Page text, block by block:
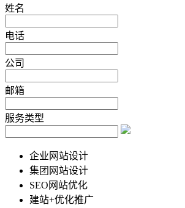
姓名
电话
公司
邮箱
服务类型
企业网站设计
集团网站设计
SEO网站优化
建站+优化推广